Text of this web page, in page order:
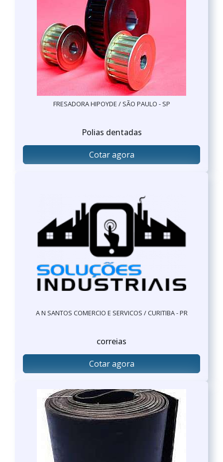
FRESADORA HIPOYDE / SÃO PAULO - SP
Polias dentadas
Cotar agora
A N SANTOS COMERCIO E SERVICOS / CURITIBA - PR
correias
Cotar agora